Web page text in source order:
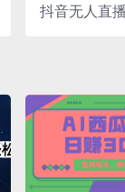
抖音无人直